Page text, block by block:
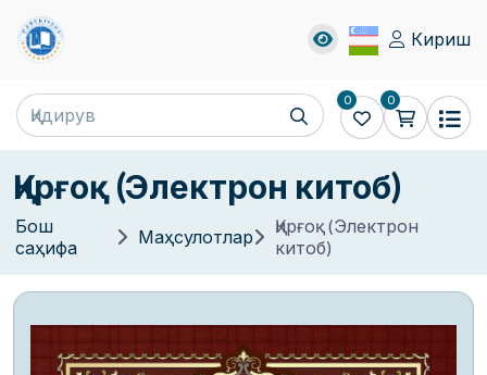
Кириш
0 0
Қирғоқ (Электрон китоб)
Бош
саҳифа
Маҳсулотлар
Қирғоқ (Электрон
китоб)